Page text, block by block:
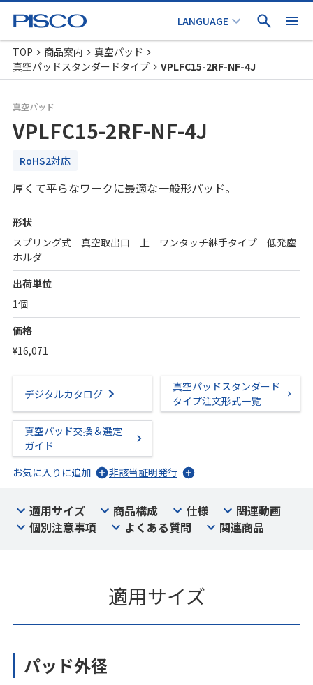
TOP 商品案内
真空パッド
真空パッドスタンダードタイプ
VPLFC15-2RF-NF-4J
真空パッド
VPLFC15-2RF-NF-4J
RoHS2対応
厚くて平らなワークに最適な一般形パッド。
形状
スプリング式 真空取出口 上 ワンタッチ継手タイプ 低発塵
ホルダ
出荷単位
1個
価格
¥16,071
デジタルカタログ
真空パッドスタンダード
タイプ注文形式一覧
真空パッド交換＆選定
ガイド
お気に入りに追加
非該当証明発行
適用サイズ 商品構成 仕様
関連動画
個別注意事項
よくある質問 関連商品
適用サイズ
パッド外径